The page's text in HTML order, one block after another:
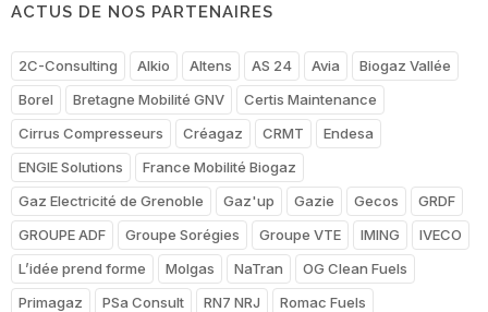
ACTUS DE NOS PARTENAIRES
2C-Consulting Alkio Altens AS 24 Avia
Biogaz Vallée
Borel
Bretagne Mobilité GNV
Certis Maintenance
Cirrus Compresseurs
Créagaz CRMT
Endesa
ENGIE Solutions
France Mobilité Biogaz
Gaz Electricité de Grenoble
Gaz'up Gazie Gecos
GRDF
GROUPE ADF
Groupe Sorégies Groupe VTE IMING
IVECO
L’idée prend forme
Molgas NaTran
OG Clean Fuels
Primagaz
PSa Consult RN7 NRJ
Romac Fuels